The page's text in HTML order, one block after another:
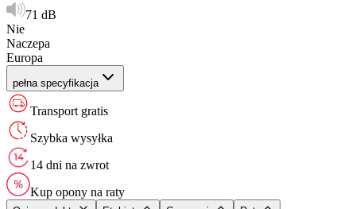
71 dB
Nie
Naczepa
Europa
pełna specyfikacja
Transport gratis
Szybka wysyłka
14 dni na zwrot
Kup opony na raty